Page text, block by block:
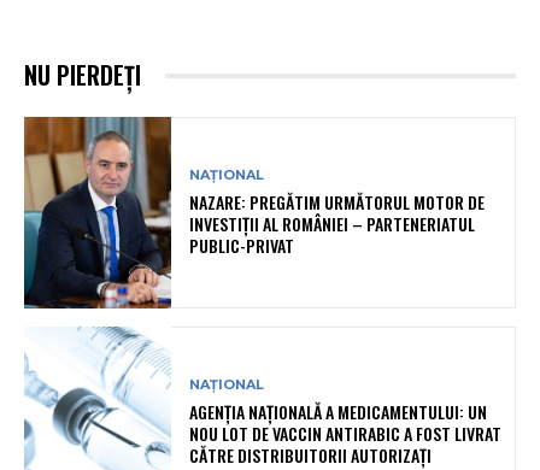
NU PIERDEȚI
NAȚIONAL
NAZARE: PREGĂTIM URMĂTORUL MOTOR DE
INVESTIȚII AL ROMÂNIEI – PARTENERIATUL
PUBLIC-PRIVAT
NAȚIONAL
AGENȚIA NAȚIONALĂ A MEDICAMENTULUI: UN
NOU LOT DE VACCIN ANTIRABIC A FOST LIVRAT
CĂTRE DISTRIBUITORII AUTORIZAȚI